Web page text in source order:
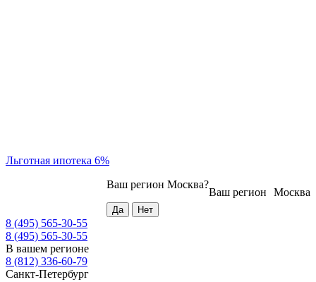
Льготная ипотека 6%
Москва
Ваш регион
Ваш регион Москва?
8 (495) 565-30-55
8 (495) 565-30-55
В вашем регионе
8 (812) 336-60-79
Санкт-Петербург